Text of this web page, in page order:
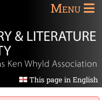
Menu
This page in English